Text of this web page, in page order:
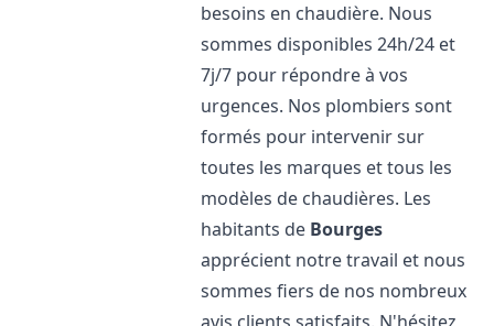
besoins en chaudière. Nous
sommes disponibles 24h/24 et
7j/7 pour répondre à vos
urgences. Nos plombiers sont
formés pour intervenir sur
toutes les marques et tous les
modèles de chaudières. Les
habitants de Bourges
apprécient notre travail et nous
sommes fiers de nos nombreux